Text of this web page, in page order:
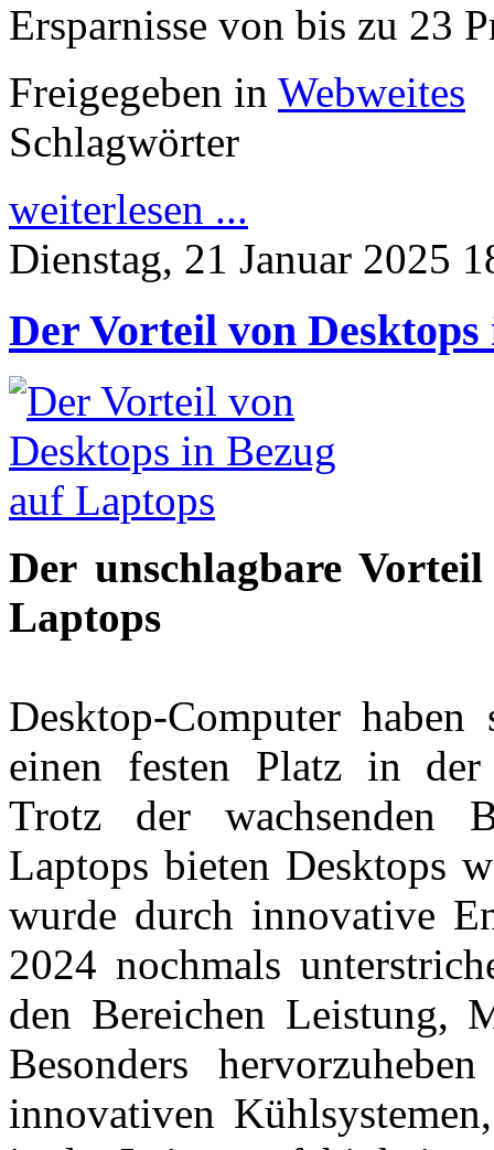
Ersparnisse von bis zu 23
Freigegeben in Webweites
Schlagwörter
weiterlesen ...
Dienstag, 21 Januar 2025
Der Vorteil von
Der unschlagbare
Laptops
Desktop-Computer
einen festen Platz in der
Trotz der wachsenden
Laptops bieten Desktops
wurde durch innovative
2024 nochmals
den Bereichen Leistung,
Besonders
innovativen